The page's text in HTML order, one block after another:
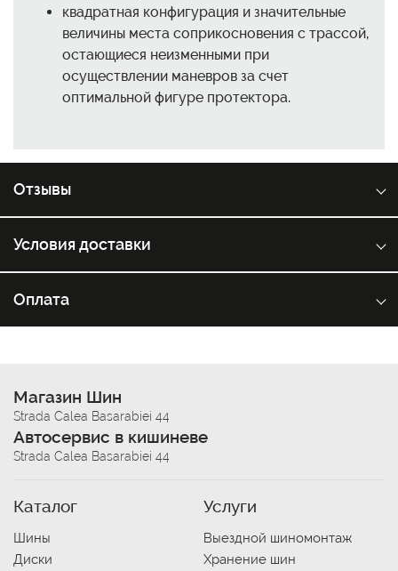
квадратная конфигурация и значительные
величины места соприкосновения с трассой,
остающиеся неизменными при
осуществлении маневров за счет
оптимальной фигуре протектора.
Отзывы
Условия доставки
Оплата
Магазин Шин
Strada Calea Basarabiei 44
Автосервис в кишиневе
Strada Calea Basarabiei 44
Каталог
Шины
Диски
Услуги
Выездной шиномонтаж
Хранение шин